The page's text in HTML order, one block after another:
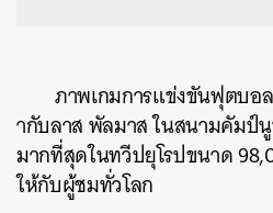
ภาพเกมการแข่งขันฟุตบอ
ากับลาส พัลมาส ในสนามคัมป์
มากที่สุดในทวีปยุโรปขนาด
ให้กับผู้ชมทั่วโลก